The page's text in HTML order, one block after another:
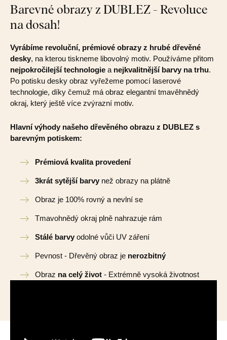
Barevné obrazy z DUBLEZ - Revoluce
na dosah!
Vyrábíme revoluční, prémiové obrazy z hrubé dřevěné
desky, na kterou tiskneme libovolný motiv. Používáme přitom
nejpokročilejší technologie a nejkvalitnější barvy na trhu.
Po potisku desky obraz vyřežeme pomocí laserové
technologie, díky čemuž má obraz elegantní tmavěhnědý
okraj, který ještě více zvýrazní motiv.
Hlavní výhody našeho dřevěného obrazu z DUBLEZ s
barevným potiskem:
Prémiová kvalita provedení
3krát sytější barvy než obrazy na plátně
Obraz je 100% rovný a nevlní se
Tmavohnědý okraj plně nahrazuje rám
Stálé barvy odolné vůči UV záření
Pevnost - Dřevěný obraz je nerozbitný
Obraz na celý život - Extrémně vysoká životnost